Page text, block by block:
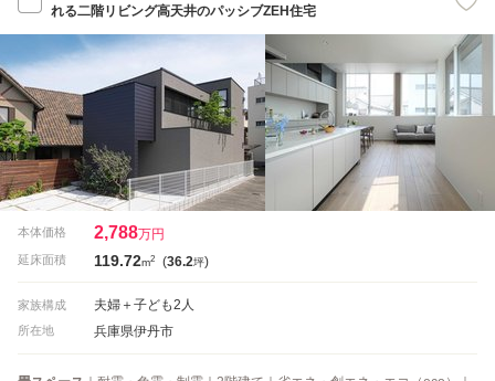
れる二階リビング高天井のパッシブZEH住宅
本体価格 2,788万円
延床面積 119.72m2 (36.2坪)
家族構成 夫婦＋子ども2人
所在地 兵庫県伊丹市